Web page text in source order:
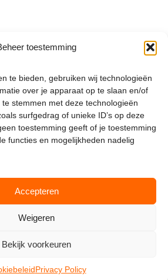
toestemming
te bieden, gebruiken wij technologieën
over je apparaat op te slaan en/of
stemmen met deze technologieën
surfgedrag of unieke ID’s op deze
toestemming geeft of je toestemming
functies en mogelijkheden nadelig
Accepteren
Weigeren
Bekijk voorkeuren
Privacy Policy